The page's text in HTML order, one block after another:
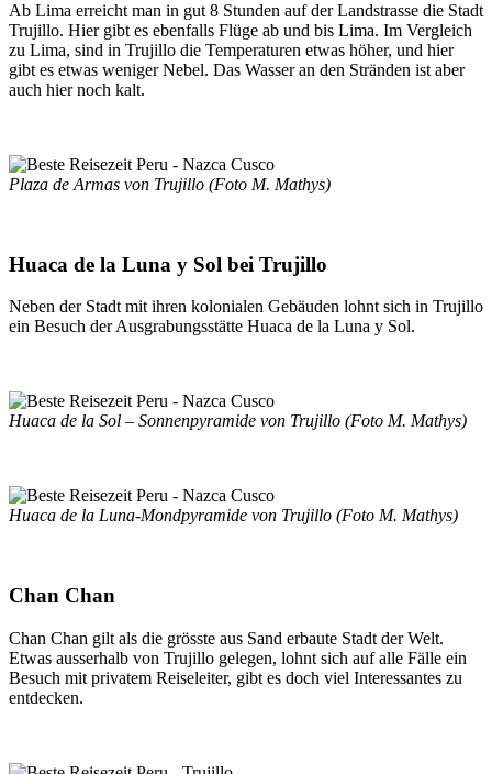
Ab Lima erreicht man in gut 8 Stunden auf der Landstrasse die Stadt
Trujillo. Hier gibt es ebenfalls Flüge ab und bis Lima. Im Vergleich
zu Lima, sind in Trujillo die Temperaturen etwas höher, und hier
gibt es etwas weniger Nebel. Das Wasser an den Stränden ist aber
auch hier noch kalt.
Plaza de Armas von Trujillo (Foto M. Mathys)
Huaca de la Luna y Sol bei Trujillo
Neben der Stadt mit ihren kolonialen Gebäuden lohnt sich in Trujillo
ein Besuch der Ausgrabungsstätte Huaca de la Luna y Sol.
Huaca de la Sol – Sonnenpyramide von Trujillo (Foto M. Mathys)
Huaca de la Luna-Mondpyramide von Trujillo (Foto M. Mathys)
Chan Chan
Chan Chan gilt als die grösste aus Sand erbaute Stadt der Welt.
Etwas ausserhalb von Trujillo gelegen, lohnt sich auf alle Fälle ein
Besuch mit privatem Reiseleiter, gibt es doch viel Interessantes zu
entdecken.